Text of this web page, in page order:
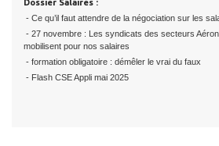
Dossier Salaires :
- Ce qu’il faut attendre de la négociation sur les
- 27 novembre : Les syndicats des secteurs
mobilisent pour nos salaires
- formation obligatoire : démêler le vrai du faux
- Flash CSE Appli mai 2025